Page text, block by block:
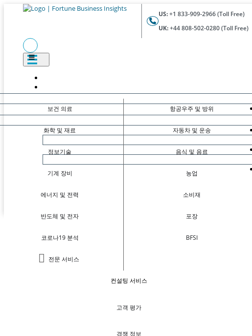
US:+1 833-909-2966 (Toll Free)
UK:+44 808-502-0280 (Toll Free)
보건 의료
화학 및 재료
정보기술
기계 장비
에너지 및 전력
반도체 및 전자
코로나19 분석
전문 서비스
항공우주 및 방위
자동차 및 운송
음식 및 음료
농업
소비재
포장
BFSI
컨설팅 서비스
고객 평가
경쟁 정보